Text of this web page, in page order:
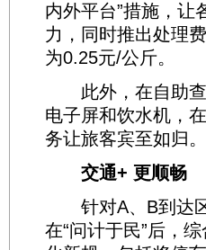
内外平台”措施，让
力，同时推出处理
为0.25元/公斤。
此外，在自助查
电子屏和饮水机，
务让旅客宾至如归。
交通+ 更顺畅
针对A、B到达区
在“问计于民”后，